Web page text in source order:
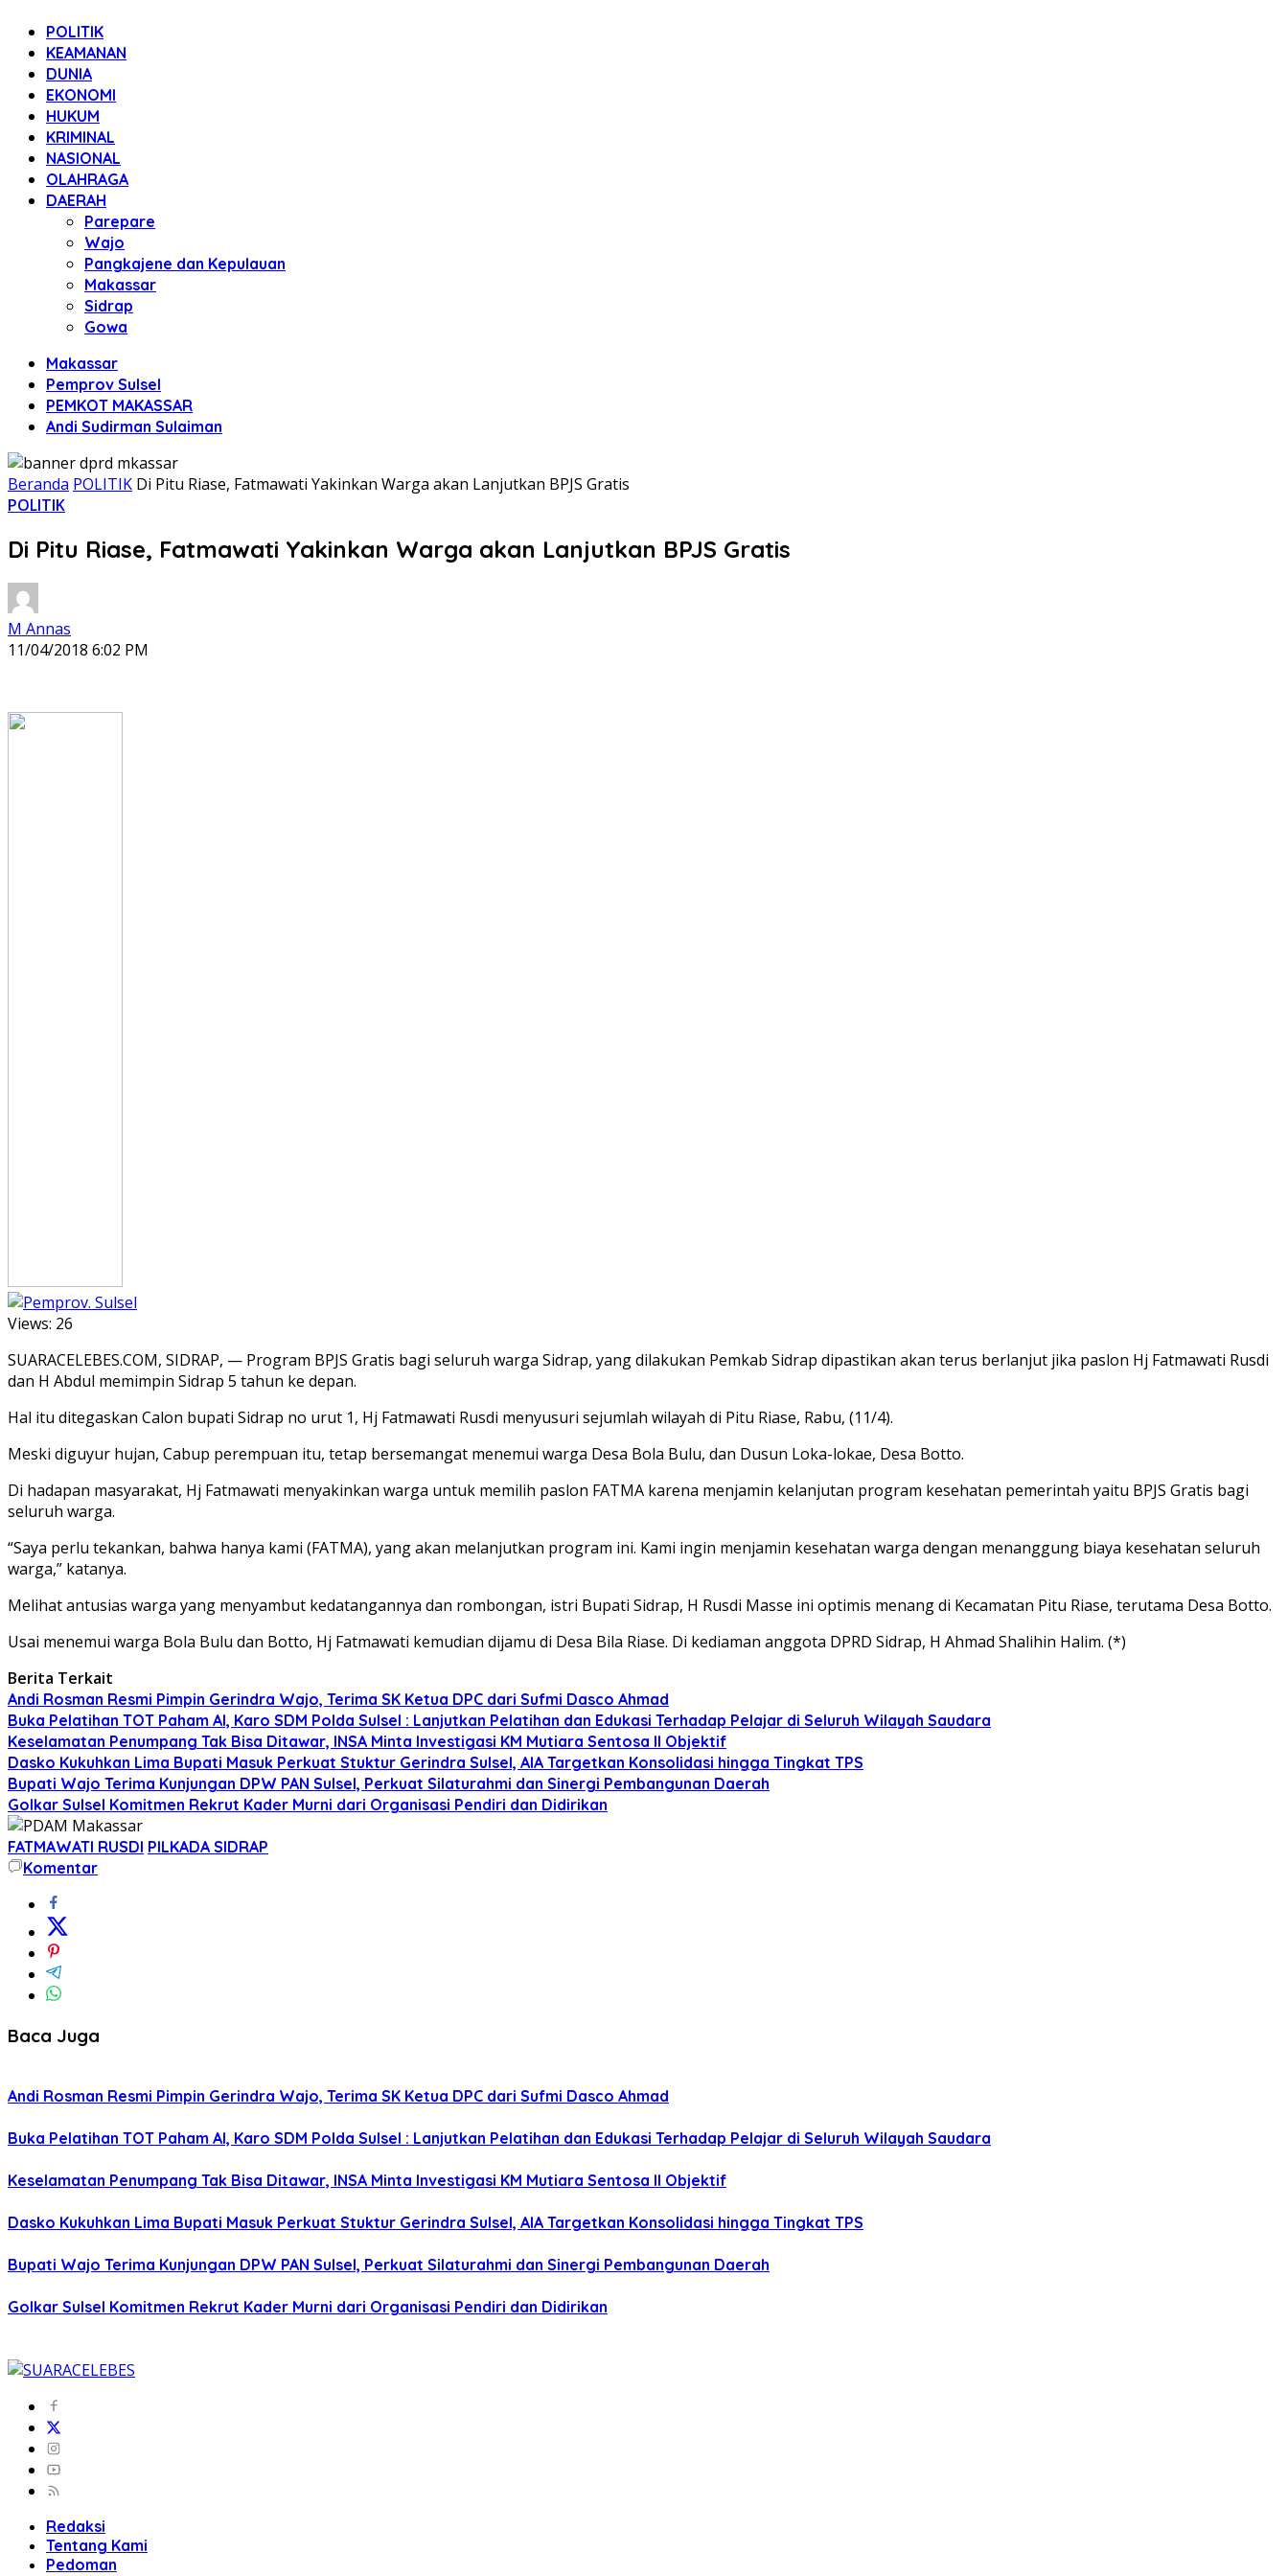
POLITIK
KEAMANAN
DUNIA
EKONOMI
HUKUM
KRIMINAL
NASIONAL
OLAHRAGA
DAERAH
Parepare
Wajo
Pangkajene dan Kepulauan
Makassar
Sidrap
Gowa
Makassar
Pemprov Sulsel
PEMKOT MAKASSAR
Andi Sudirman Sulaiman
Beranda POLITIK Di Pitu Riase, Fatmawati Yakinkan Warga akan Lanjutkan BPJS Gratis
POLITIK
Di Pitu Riase, Fatmawati Yakinkan Warga akan Lanjutkan BPJS Gratis
M Annas
11/04/2018 6:02 PM
Views: 26
SUARACELEBES.COM, SIDRAP, — Program BPJS Gratis bagi seluruh warga Sidrap, yang dilakukan Pemkab Sidrap dipastikan akan terus berlanjut jika paslon Hj Fatmawati Rusdi
dan H Abdul memimpin Sidrap 5 tahun ke depan.
Hal itu ditegaskan Calon bupati Sidrap no urut 1, Hj Fatmawati Rusdi menyusuri sejumlah wilayah di Pitu Riase, Rabu, (11/4).
Meski diguyur hujan, Cabup perempuan itu, tetap bersemangat menemui warga Desa Bola Bulu, dan Dusun Loka-lokae, Desa Botto.
Di hadapan masyarakat, Hj Fatmawati menyakinkan warga untuk memilih paslon FATMA karena menjamin kelanjutan program kesehatan pemerintah yaitu BPJS Gratis bagi
seluruh warga.
“Saya perlu tekankan, bahwa hanya kami (FATMA), yang akan melanjutkan program ini. Kami ingin menjamin kesehatan warga dengan menanggung biaya kesehatan seluruh
warga,” katanya.
Melihat antusias warga yang menyambut kedatangannya dan rombongan, istri Bupati Sidrap, H Rusdi Masse ini optimis menang di Kecamatan Pitu Riase, terutama Desa Botto.
Usai menemui warga Bola Bulu dan Botto, Hj Fatmawati kemudian dijamu di Desa Bila Riase. Di kediaman anggota DPRD Sidrap, H Ahmad Shalihin Halim. (*)
Berita Terkait
Andi Rosman Resmi Pimpin Gerindra Wajo, Terima SK Ketua DPC dari Sufmi Dasco Ahmad
Buka Pelatihan TOT Paham AI, Karo SDM Polda Sulsel : Lanjutkan Pelatihan dan Edukasi Terhadap Pelajar di Seluruh Wilayah Saudara
Keselamatan Penumpang Tak Bisa Ditawar, INSA Minta Investigasi KM Mutiara Sentosa II Objektif
Dasko Kukuhkan Lima Bupati Masuk Perkuat Stuktur Gerindra Sulsel, AIA Targetkan Konsolidasi hingga Tingkat TPS
Bupati Wajo Terima Kunjungan DPW PAN Sulsel, Perkuat Silaturahmi dan Sinergi Pembangunan Daerah
Golkar Sulsel Komitmen Rekrut Kader Murni dari Organisasi Pendiri dan Didirikan
FATMAWATI RUSDI PILKADA SIDRAP
Komentar
Baca Juga
Andi Rosman Resmi Pimpin Gerindra Wajo, Terima SK Ketua DPC dari Sufmi Dasco Ahmad
Buka Pelatihan TOT Paham AI, Karo SDM Polda Sulsel : Lanjutkan Pelatihan dan Edukasi Terhadap Pelajar di Seluruh Wilayah Saudara
Keselamatan Penumpang Tak Bisa Ditawar, INSA Minta Investigasi KM Mutiara Sentosa II Objektif
Dasko Kukuhkan Lima Bupati Masuk Perkuat Stuktur Gerindra Sulsel, AIA Targetkan Konsolidasi hingga Tingkat TPS
Bupati Wajo Terima Kunjungan DPW PAN Sulsel, Perkuat Silaturahmi dan Sinergi Pembangunan Daerah
Golkar Sulsel Komitmen Rekrut Kader Murni dari Organisasi Pendiri dan Didirikan
Redaksi
Tentang Kami
Pedoman